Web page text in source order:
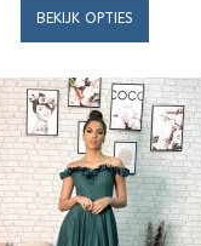
BEKIJK OPTIES